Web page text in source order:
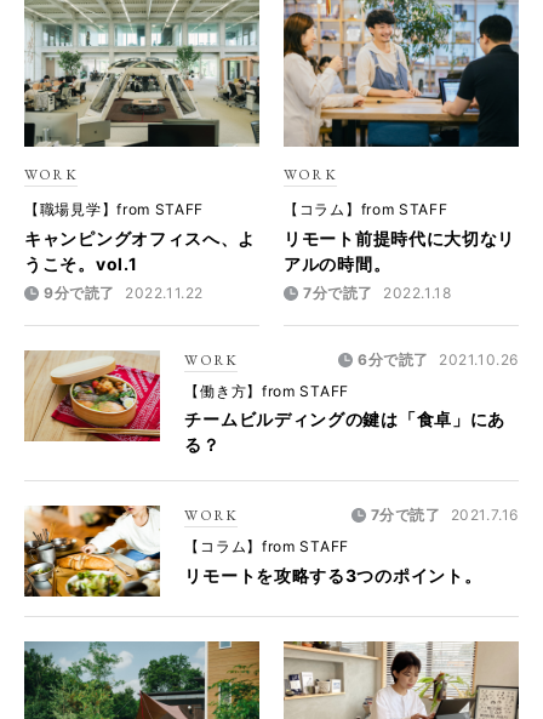
WORK
【職場見学】from STAFF
キャンピングオフィスへ、よ
うこそ。vol.1
9分で読了 2022.11.22
WORK
【コラム】from STAFF
リモート前提時代に大切なリ
アルの時間。
7分で読了 2022.1.18
WORK 6分で読了
2021.10.26
【働き方】from STAFF
チームビルディングの鍵は「食卓」にあ
る？
WORK 7分で読了
2021.7.16
【コラム】from STAFF
リモートを攻略する3つのポイント。